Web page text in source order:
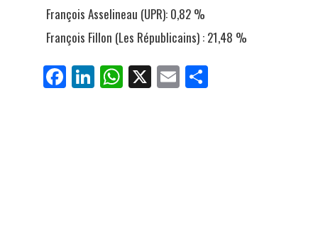
François Asselineau (UPR): 0,82 %
François Fillon (Les Républicains) : 21,48 %
Fa
ce
Li
nk
W
ha
X E
m
Pa
rt